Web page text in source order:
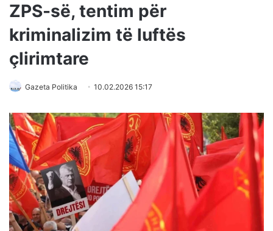
ZPS-së, tentim për
kriminalizim të luftës
çlirimtare
Gazeta Politika 10.02.2026 15:17